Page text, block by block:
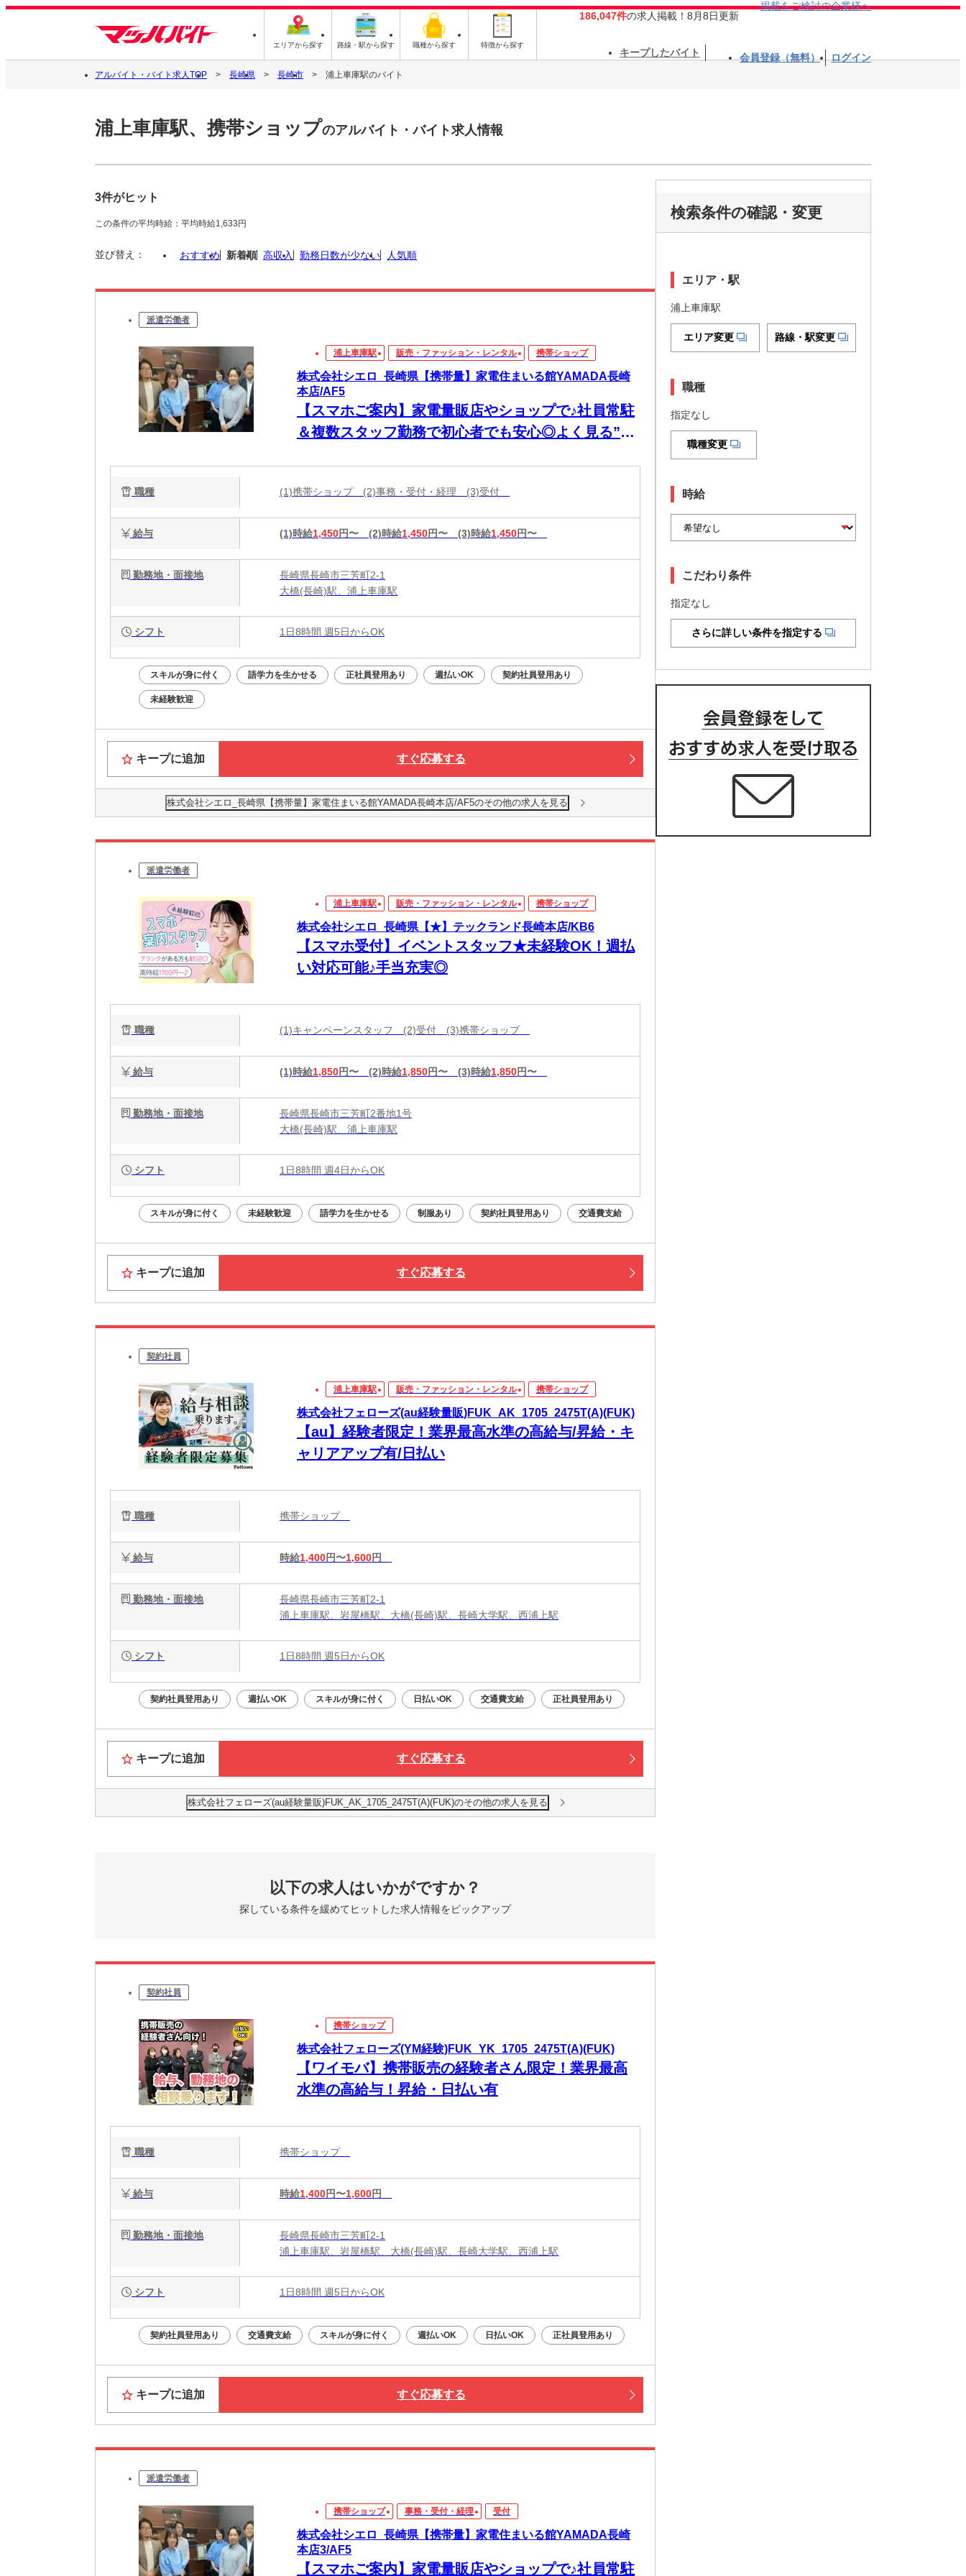
エリアから探す 路線・駅から探す 職種から探す 特徴から探す
186,047件の求人掲載！8月8日更新
掲載をご検討の企業様へ
キープしたバイト 会員登録（無料） ログイン
アルバイト・バイト求人TOP 長崎県 長崎市 浦上車庫駅のバイト
浦上車庫駅、携帯ショップのアルバイト・バイト求人情報
3件がヒット
この条件の平均時給：平均時給1,633円
並び替え： おすすめ 新着順 高収入 勤務日数が少ない 人気順
派遣労働者
浦上車庫駅 販売・ファッション・レンタル 携帯ショップ
株式会社シエロ_長崎県【携帯量】家電住まいる館YAMADA長崎
本店/AF5
【スマホご案内】家電量販店やショップで♪社員常駐
＆複数スタッフ勤務で初心者でも安心◎よく見る”あ
職種 (1)携帯ショップ (2)事務・受付・経理 (3)受付
給与 (1)時給1,450円〜 (2)時給1,450円〜 (3)時給1,450円〜
勤務地・面接地
長崎県長崎市三芳町2-1
大橋(長崎)駅、浦上車庫駅
シフト 1日8時間 週5日からOK
スキルが身に付く 語学力を生かせる 正社員登用あり 週払いOK 契約社員登用あり
未経験歓迎
キープに追加 すぐ応募する
株式会社シエロ_長崎県【携帯量】家電住まいる館YAMADA長崎本店/AF5のその他の求人を見る
派遣労働者
浦上車庫駅 販売・ファッション・レンタル 携帯ショップ
株式会社シエロ_長崎県【★】テックランド長崎本店/KB6
【スマホ受付】イベントスタッフ★未経験OK！週払
い対応可能♪手当充実◎
職種 (1)キャンペーンスタッフ (2)受付 (3)携帯ショップ
給与 (1)時給1,850円〜 (2)時給1,850円〜 (3)時給1,850円〜
勤務地・面接地
長崎県長崎市三芳町2番地1号
大橋(長崎)駅、浦上車庫駅
シフト 1日8時間 週4日からOK
スキルが身に付く 未経験歓迎 語学力を生かせる 制服あり 契約社員登用あり 交通費支給
キープに追加 すぐ応募する
契約社員
浦上車庫駅 販売・ファッション・レンタル 携帯ショップ
株式会社フェローズ(au経験量販)FUK_AK_1705_2475T(A)(FUK)
【au】経験者限定！業界最高水準の高給与/昇給・キ
ャリアアップ有/日払い
職種 携帯ショップ
給与 時給1,400円〜1,600円
勤務地・面接地
長崎県長崎市三芳町2-1
浦上車庫駅、岩屋橋駅、大橋(長崎)駅、長崎大学駅、西浦上駅
シフト 1日8時間 週5日からOK
契約社員登用あり 週払いOK スキルが身に付く 日払いOK 交通費支給 正社員登用あり
キープに追加 すぐ応募する
株式会社フェローズ(au経験量販)FUK_AK_1705_2475T(A)(FUK)のその他の求人を見る
以下の求人はいかがですか？
探している条件を緩めてヒットした求人情報をピックアップ
契約社員
携帯ショップ
株式会社フェローズ(YM経験)FUK_YK_1705_2475T(A)(FUK)
【ワイモバ】携帯販売の経験者さん限定！業界最高
水準の高給与！昇給・日払い有
職種 携帯ショップ
給与 時給1,400円〜1,600円
勤務地・面接地
長崎県長崎市三芳町2-1
浦上車庫駅、岩屋橋駅、大橋(長崎)駅、長崎大学駅、西浦上駅
シフト 1日8時間 週5日からOK
契約社員登用あり 交通費支給 スキルが身に付く 週払いOK 日払いOK 正社員登用あり
キープに追加 すぐ応募する
派遣労働者
携帯ショップ 事務・受付・経理 受付
株式会社シエロ_長崎県【携帯量】家電住まいる館YAMADA長崎
本店3/AF5
【スマホご案内】家電量販店やショップで♪社員常駐
検索条件の確認・変更
エリア・駅
浦上車庫駅
エリア変更 路線・駅変更
職種
指定なし
職種変更
時給
こだわり条件
指定なし
さらに詳しい条件を指定する